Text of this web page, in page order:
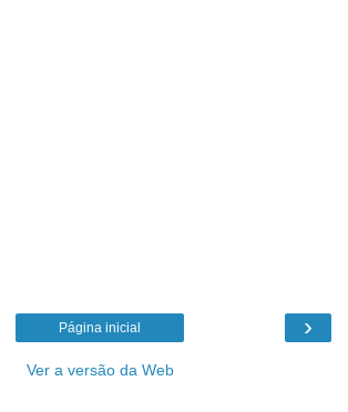
›
Página inicial
Ver a versão da Web